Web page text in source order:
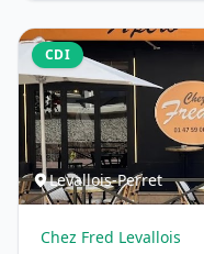
CDI
Levallois-Perret
Chez Fred Levallois